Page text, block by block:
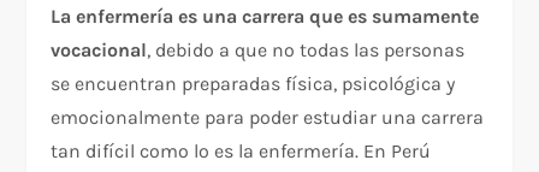
La enfermería es una carrera que es sumamente
vocacional, debido a que no todas las personas
se encuentran preparadas física, psicológica y
emocionalmente para poder estudiar una carrera
tan difícil como lo es la enfermería. En Perú